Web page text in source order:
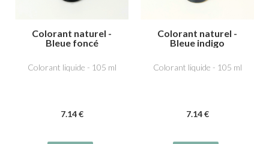
Colorant naturel -
Bleue foncé
Colorant liquide - 105 ml
7.14 €
Colorant naturel -
Bleue indigo
Colorant liquide - 105 ml
7.14 €